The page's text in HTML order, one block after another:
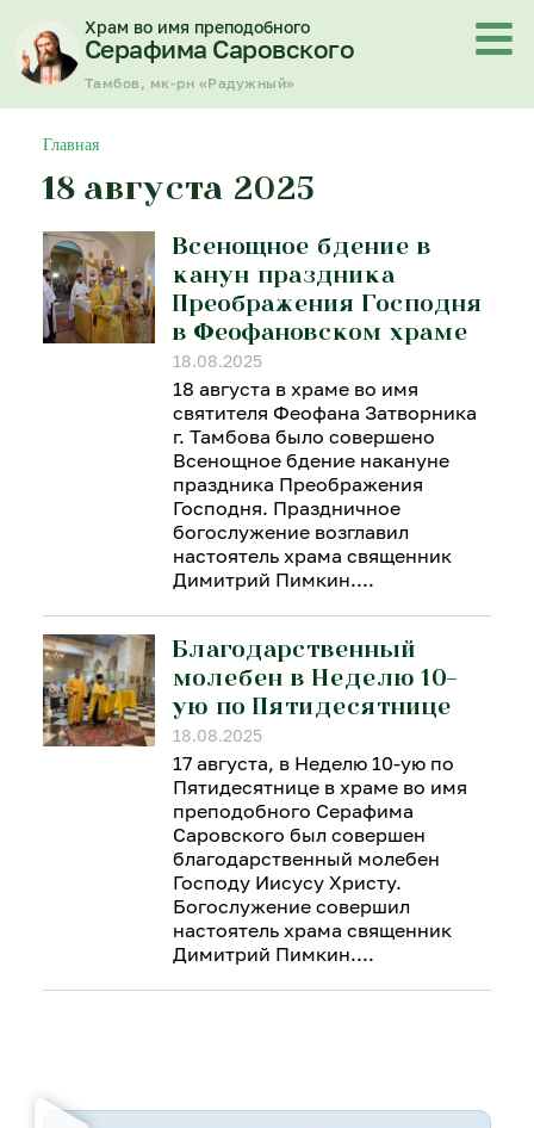
содержимому
Храм во имя преподобного
Серафима Саровского
Тамбов, мк-рн «Радужный»
Главная
18 августа 2025
Всенощное бдение в
канун праздника
Преображения Господня
в Феофановском храме
18.08.2025
18 августа в храме во имя
святителя Феофана Затворника
г. Тамбова было совершено
Всенощное бдение накануне
праздника Преображения
Господня. Праздничное
богослужение возглавил
настоятель храма священник
Димитрий Пимкин.
Благодарственный
молебен в Неделю 10-
ую по Пятидесятнице
18.08.2025
17 августа, в Неделю 10-ую по
Пятидесятнице в храме во имя
преподобного Серафима
Саровского был совершен
благодарственный молебен
Господу Иисусу Христу.
Богослужение совершил
настоятель храма священник
Димитрий Пимкин.